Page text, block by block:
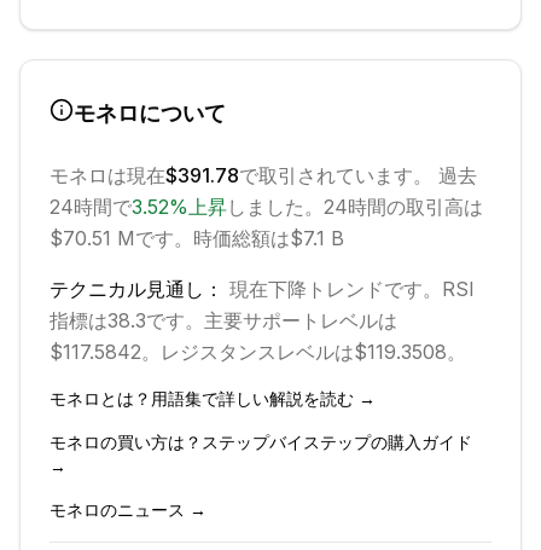
モネロについて
モネロ は現在$391.78で取引されています。 過去
24時間で3.52%上昇しました。 24時間の取引高は
$70.51 Mです。 時価総額は$7.1 B
テクニカル見通し： 現在下降 トレンドです。 RSI
指標は38.3です。 主要サポートレベルは
$117.5842。 レジスタンスレベルは$119.3508。
モネロ とは？用語集で詳しい解説を読む →
モネロの買い方は？ステップバイステップの購入ガイド
→
モネロのニュース →